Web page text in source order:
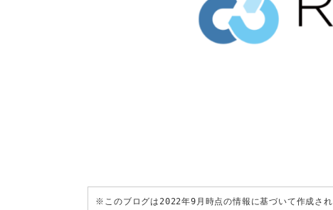
※このブログは2022年9月時点の情報に基づいて作成さ